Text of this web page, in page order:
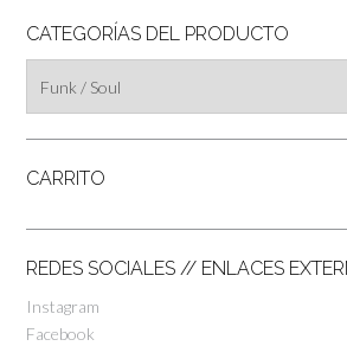
CATEGORÍAS DEL PRODUCTO
CARRITO
REDES SOCIALES // ENLACES
Instagram
Facebook